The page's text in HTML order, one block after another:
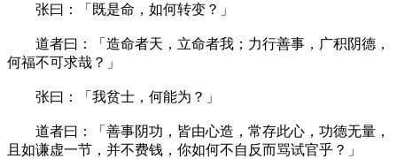
张曰：「既是命，如何转变？」
道者曰：「造命者天，立命者我；力行善事，广积阴德，
何福不可求哉？」
张曰：「我贫士，何能为？」
道者曰：「善事阴功，皆由心造，常存此心，功德无量，
且如谦虚一节，并不费钱，你如何不自反而骂试官乎？」